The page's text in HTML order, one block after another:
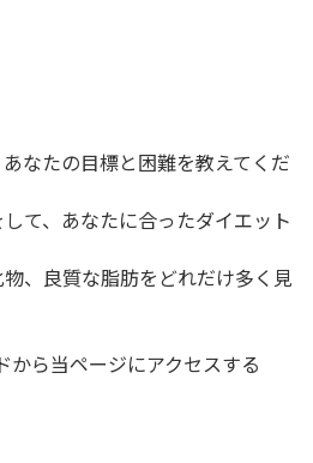
なたの目標と困難を教えてくだ
て、あなたに合ったダイエット
、良質な脂肪をどれだけ多く見
から当ページにアクセスする